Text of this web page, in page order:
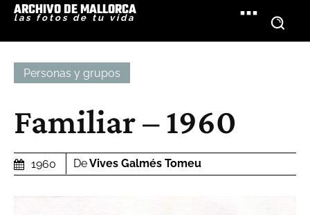
ARCHIVO DE MALLORCA
las fotos de tu vida
Personas y grupos
Familiar – 1960
1960 DeVives Galmés Tomeu